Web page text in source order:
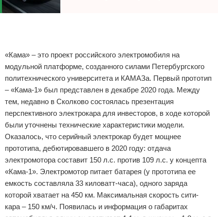
«Кама» – это проект российского электромобиля на
модульной платформе, созданного силами Петербургского
политехнического университета и КАМАЗа. Первый прототип
– «Кама-1» был представлен в декабре 2020 года. Между
тем, недавно в Сколково состоялась презентация
перспективного электрокара для инвесторов, в ходе которой
были уточнены технические характеристики модели.
Оказалось, что серийный электрокар будет мощнее
прототипа, дебютировавшего в 2020 году: отдача
электромотора составит 150 л.с. против 109 л.с. у концепта
«Кама-1». Электромотор питает батарея (у прототипа ее
емкость составляла 33 киловатт-часа), одного заряда
которой хватает на 450 км. Максимальная скорость сити-
кара – 150 км/ч. Появилась и информация о габаритах